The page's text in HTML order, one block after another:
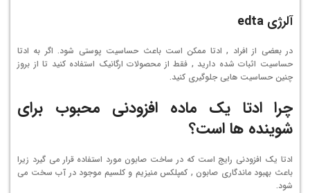
آلرژی edta
در بعضی از افراد , ادتا ممکن است باعث حساسیت پوستی شود. اگر به ادتا
حساسیت اثبات شده دارید , فقط از محصولات ارگانیک استفاده کنید تا از بروز
چنین حساسیت هایی جلوگیری کنید.
چرا ادتا یک ماده افزودنی محبوب برای
شوینده ها است؟
ادتا یک افزودنی رایج است که در ساخت صابون مورد استفاده قرار می گیرد زیرا
باعث بهبود ماندگاری صابون , کمپلکس منیزیم و کلسیم موجود در آب سخت می
شود.